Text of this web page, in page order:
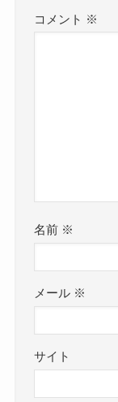
コメント ※
名前 ※
メール ※
サイト